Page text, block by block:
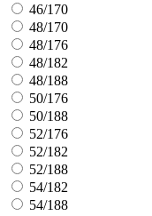
46/170
48/170
48/176
48/182
48/188
50/176
50/188
52/176
52/182
52/188
54/182
54/188